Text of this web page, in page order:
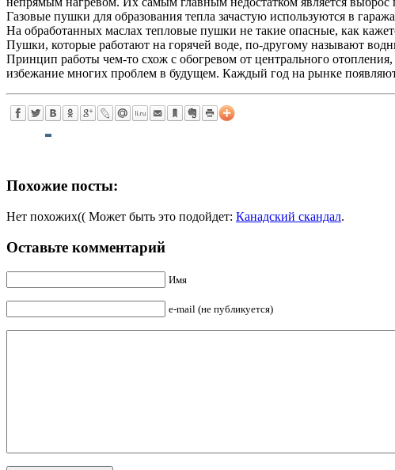
Газовые пушки для образования тепла зачастую используются в
На обработанных маслах тепловые пушки не такие опасные, как
Пушки, которые работают на горячей воде, по-другому называют
Принцип работы чем-то схож с обогревом от центрального
избежание многих проблем в будущем. Каждый год на рынке
Похожие посты:
Нет похожих(( Может быть это подойдет: Канадский скандал.
Оставьте комментарий
Имя
e-mail (не публикуется)